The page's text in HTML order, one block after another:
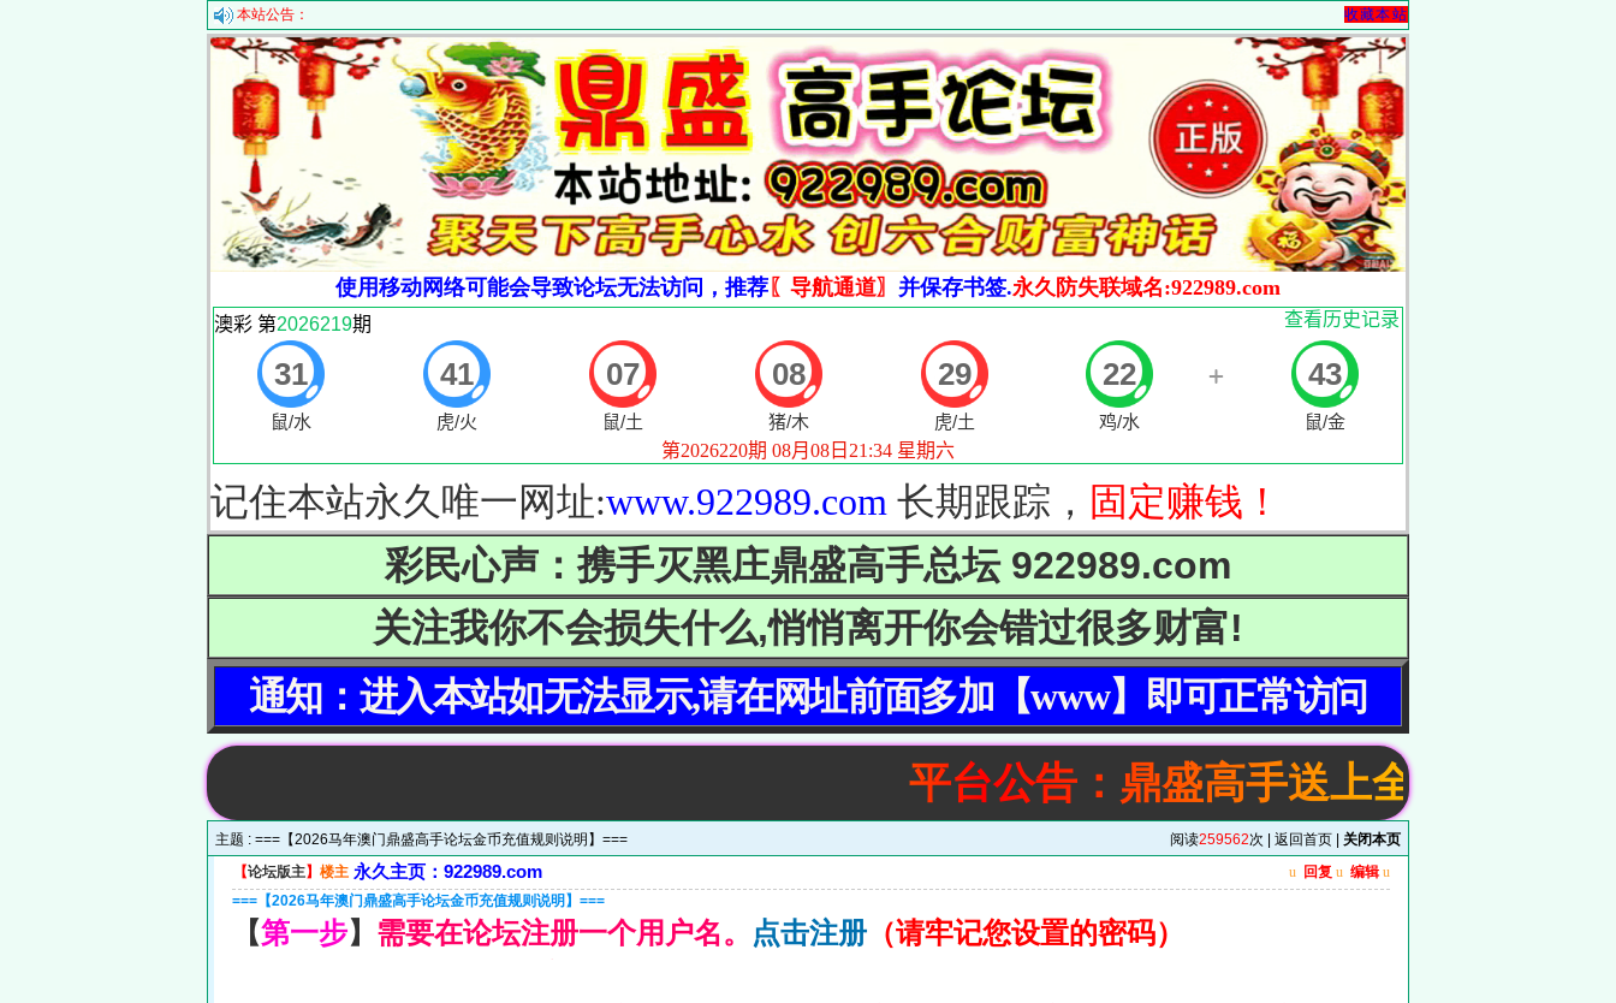
本站公告： 收藏本站
使用移动网络可能会导致论坛无法访问，推荐 〖导航通道〗 并保存书签.永久防失联域名:922989.com
记住本站永久唯一网址:www.922989.com 长期跟踪， 固定赚钱！
彩民心声：携手灭黑庄鼎盛高手总坛 922989.com
关注我你不会损失什么,悄悄离开你会错过很多财富!
通知：进入本站如无法显示,请在网址前面多加【www】即可正常访问
平台公告：鼎盛高手送上全网最强资料.
主题 : ===【2026马年澳门鼎盛高手论坛金币充值规则说明】=== 阅读259562次 | 返回首页
关闭本页
【论坛版主】 楼主 永久主页：922989.com u 回复 u 编辑 u
===【2026马年澳门鼎盛高手论坛金币充值规则说明】===
【第一步】 需要在论坛注册一个用户名。 点击注册 （请牢记您设置的密码）